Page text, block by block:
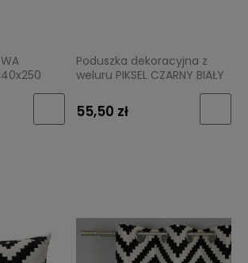
Poduszka dekoracyjna z
weluru PIKSEL CZARNY BIAŁY
55,50 zł